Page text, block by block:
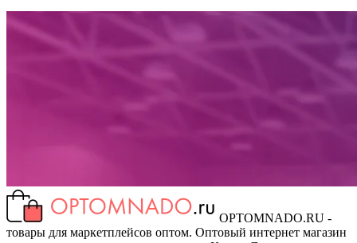
OPTOMNADO.RU -
товары для маркетплейсов оптом. Оптовый интернет магазин